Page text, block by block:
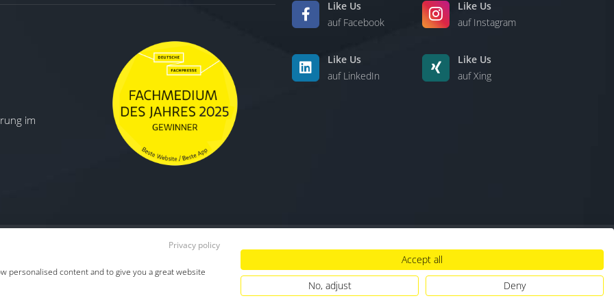
im
Like Us
auf Facebook
Like Us
auf Instagram
Like Us
auf LinkedIn
Like Us
auf Xing
Datenschutz Impressum Hinweisgebersystem
Privacy policy
personalised content and to give you a great website
Accept all
No, adjust
Deny